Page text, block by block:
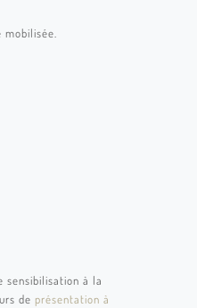
sensibilisation à la
de présentation à